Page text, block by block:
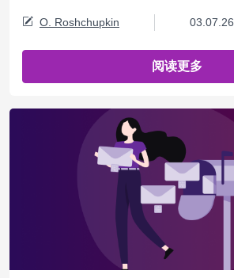
O. Roshchupkin 03.07.26
阅读更多